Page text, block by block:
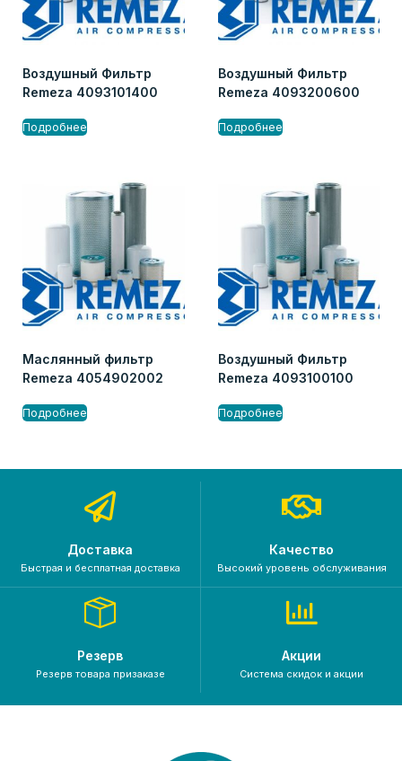
Воздушный Фильтр
Remeza 4093101400
Подробнее
Воздушный Фильтр
Remeza 4093200600
Подробнее
Маслянный фильтр
Remeza 4054902002
Подробнее
Воздушный Фильтр
Remeza 4093100100
Подробнее
Доставка
Быстрая и бесплатная доставка
Качество
Высокий уровень обслуживания
Резерв
Резерв товара призаказе
Акции
Система скидок и акции